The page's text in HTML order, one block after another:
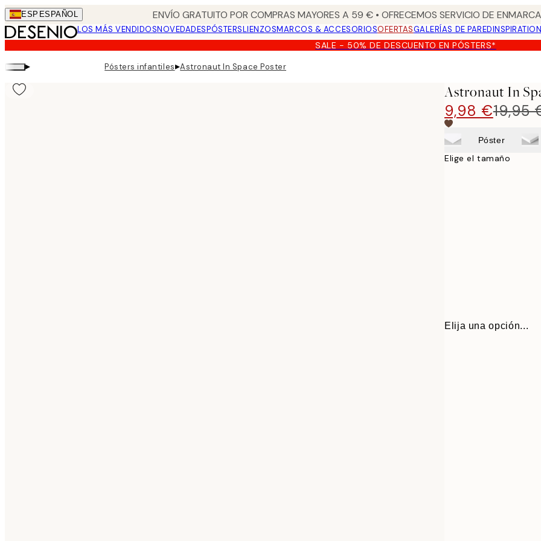
Skip
to
main
content.
ESP ESPAÑOL ENVÍO GRATUITO POR COMPRAS MAYORES A 59 € • OFRECEMOS SERVICIO DE
LOS MÁS VENDIDOSNOVEDADESPÓSTERSLIENZOSMARCOS & ACCESORIOSOFERTASGALERÍAS DE PARED
SALE - 50% DE DESCUENTO EN PÓSTERS*
▸ Pósters infantiles▸Astronaut In Space Poster
Astronaut In
9,98 €19,95
Póster
Elige el tamaño
Elija una opción...